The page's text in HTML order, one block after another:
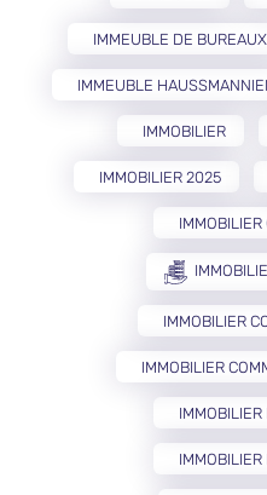
IMMEUBLE DE BUREAUX
IMMEUBLE
IMMOBILIER
IMMOBILIER 2025
IMMOBILIER
IMMOBILIER
IMMOBILIER